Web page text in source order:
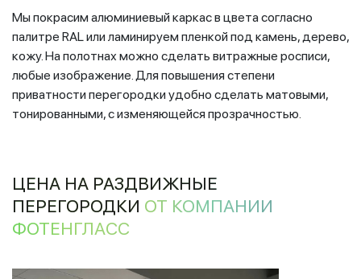
Мы покрасим алюминиевый каркас в цвета согласно
палитре RAL или ламинируем пленкой под камень, дерево,
кожу. На полотнах можно сделать витражные росписи,
любые изображение. Для повышения степени
приватности перегородки удобно сделать матовыми,
тонированными, с изменяющейся прозрачностью.
ЦЕНА НА РАЗДВИЖНЫЕ
ПЕРЕГОРОДКИ ОТ КОМПАНИИ
ФОТЕНГЛАСС